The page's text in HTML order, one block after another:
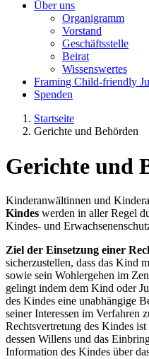
Über uns
Organigramm
Vorstand
Geschäftsstelle
Beirat
Wissenswertes
Framing Child-friendly
Spenden
Startseite
Gerichte und Behörden
Gerichte und
Kinderanwältinnen und
Kindes werden in aller Regel
Kindes- und
Ziel der Einsetzung einer
sicherzustellen, dass das Kind
sowie sein Wohlergehen im
gelingt indem dem Kind oder
des Kindes eine unabhängige
seiner Interessen im Verfahren
Rechtsvertretung des Kindes
dessen Willens und das
Information des Kindes über